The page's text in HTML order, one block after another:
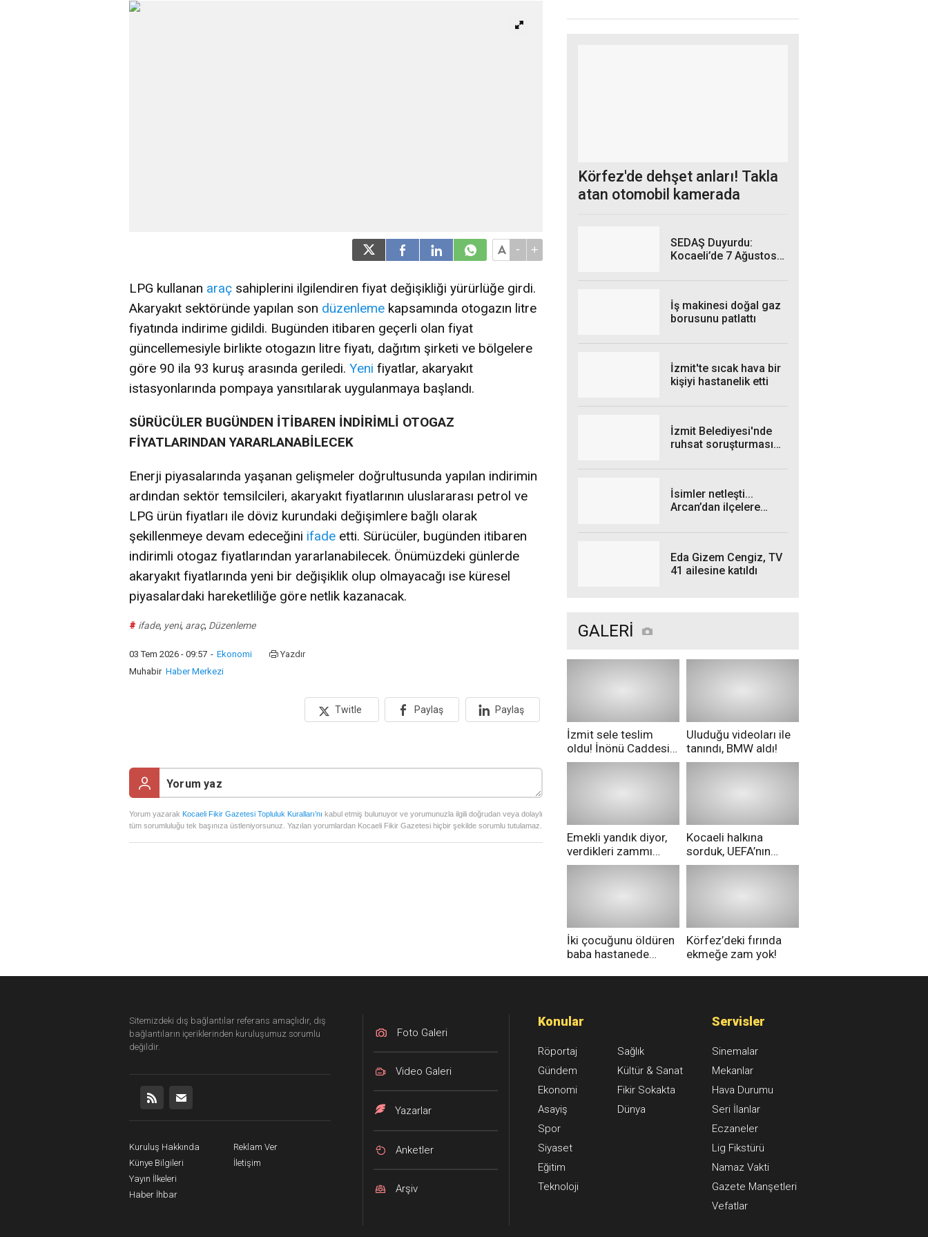
- +
LPG kullanan araç sahiplerini ilgilendiren fiyat değişikliği yürürlüğe girdi.
Akaryakıt sektöründe yapılan son düzenleme kapsamında otogazın litre
fiyatında indirime gidildi. Bugünden itibaren geçerli olan fiyat
güncellemesiyle birlikte otogazın litre fiyatı, dağıtım şirketi ve bölgelere
göre 90 ila 93 kuruş arasında geriledi. Yeni fiyatlar, akaryakıt
istasyonlarında pompaya yansıtılarak uygulanmaya başlandı.
SÜRÜCÜLER BUGÜNDEN İTİBAREN İNDİRİMLİ OTOGAZ
FİYATLARINDAN YARARLANABİLECEK
Enerji piyasalarında yaşanan gelişmeler doğrultusunda yapılan indirimin
ardından sektör temsilcileri, akaryakıt fiyatlarının uluslararası petrol ve
LPG ürün fiyatları ile döviz kurundaki değişimlere bağlı olarak
şekillenmeye devam edeceğini ifade etti. Sürücüler, bugünden itibaren
indirimli otogaz fiyatlarından yararlanabilecek. Önümüzdeki günlerde
akaryakıt fiyatlarında yeni bir değişiklik olup olmayacağı ise küresel
piyasalardaki hareketliliğe göre netlik kazanacak.
# ifade, yeni, araç, Düzenleme
03 Tem 2026 - 09:57 - Ekonomi
Yazdır
Muhabir Haber Merkezi
Twitle Paylaş Paylaş
Yorum yazarak Kocaeli Fikir Gazetesi Topluluk Kuralları’nı kabul etmiş bulunuyor ve yorumunuzla ilgili doğrudan veya dolaylı
tüm sorumluluğu tek başınıza üstleniyorsunuz. Yazılan yorumlardan Kocaeli Fikir Gazetesi hiçbir şekilde sorumlu tutulamaz.
Körfez'de dehşet anları! Takla
atan otomobil kamerada
SEDAŞ Duyurdu:
Kocaeli’de 7 Ağustos
İş makinesi doğal gaz
borusunu patlattı
İzmit'te sıcak hava bir
kişiyi hastanelik etti
İzmit Belediyesi'nde
ruhsat soruşturması
İsimler netleşti...
Arcan’dan ilçelere
Eda Gizem Cengiz, TV
41 ailesine katıldı
GALERİ
İzmit sele teslim
oldu! İnönü Caddesi
göle döndü!
Uluduğu videoları ile
tanındı, BMW aldı!
Emekli yandık diyor,
verdikleri zammı
pazarda geri aldılar!
Kocaeli halkına
sorduk, UEFA’nın
Merih Demiral kararı
İki çocuğunu öldüren
baba hastanede
Körfez’deki fırında
ekmeğe zam yok!
Sitemizdeki dış bağlantılar referans amaçlıdır, dış
bağlantıların içeriklerinden kuruluşumuz sorumlu
değildir.
Kuruluş Hakkında
Künye Bilgileri
Yayın İlkeleri
Haber İhbar
Reklam Ver
İletişim
Foto Galeri
Video Galeri
Yazarlar
Anketler
Arşiv
Konular
Röportaj
Gündem
Ekonomi
Asayiş
Spor
Siyaset
Eğitim
Teknoloji
Sağlık
Kültür & Sanat
Fikir Sokakta
Dünya
Servisler
Sinemalar
Mekanlar
Hava Durumu
Seri İlanlar
Eczaneler
Lig Fikstürü
Namaz Vakti
Gazete Manşetleri
Vefatlar